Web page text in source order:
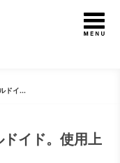
ドイ...
イド。使用上